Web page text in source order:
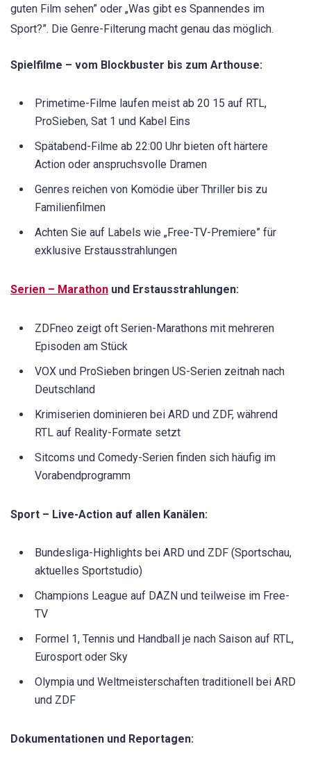
guten Film sehen” oder „Was gibt es Spannendes im
Sport?”. Die Genre-Filterung macht genau das möglich.
Spielfilme – vom Blockbuster bis zum Arthouse:
Primetime-Filme laufen meist ab 20 15 auf RTL,
ProSieben, Sat 1 und Kabel Eins
Spätabend-Filme ab 22:00 Uhr bieten oft härtere
Action oder anspruchsvolle Dramen
Genres reichen von Komödie über Thriller bis zu
Familienfilmen
Achten Sie auf Labels wie „Free-TV-Premiere” für
exklusive Erstausstrahlungen
Serien – Marathon und Erstausstrahlungen:
ZDFneo zeigt oft Serien-Marathons mit mehreren
Episoden am Stück
VOX und ProSieben bringen US-Serien zeitnah nach
Deutschland
Krimiserien dominieren bei ARD und ZDF, während
RTL auf Reality-Formate setzt
Sitcoms und Comedy-Serien finden sich häufig im
Vorabendprogramm
Sport – Live-Action auf allen Kanälen:
Bundesliga-Highlights bei ARD und ZDF (Sportschau,
aktuelles Sportstudio)
Champions League auf DAZN und teilweise im Free-
TV
Formel 1, Tennis und Handball je nach Saison auf RTL,
Eurosport oder Sky
Olympia und Weltmeisterschaften traditionell bei ARD
und ZDF
Dokumentationen und Reportagen: